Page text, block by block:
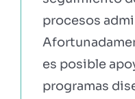
PARTNERS
COMUNIDAD AGRI
procesos
es posible
programas